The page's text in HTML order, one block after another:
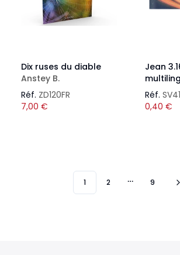
Dix ruses du diable
Anstey B.
Réf. ZD120FR
7,00 €
Jean
Réf.
0,40 €
1 2 More pages
9